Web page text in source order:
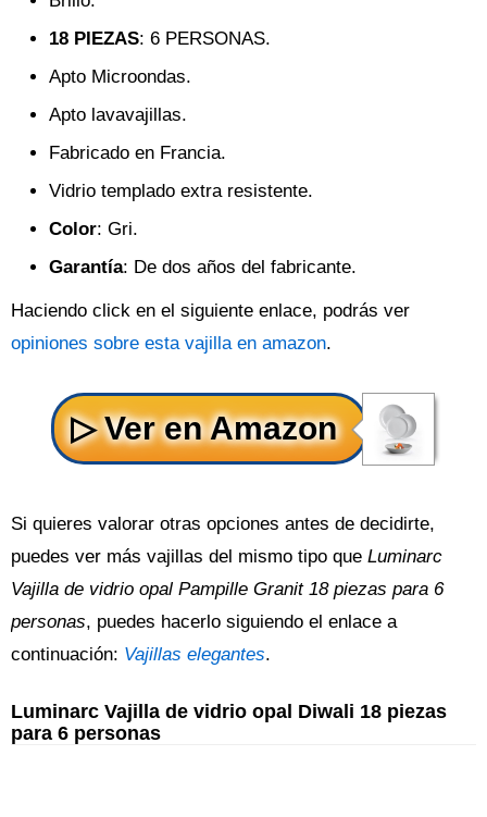
18 PIEZAS: 6 PERSONAS.
Apto Microondas.
Apto lavavajillas.
Fabricado en Francia.
Vidrio templado extra resistente.
Color: Gri.
Garantía: De dos años del fabricante.
Haciendo click en el siguiente enlace, podrás ver
opiniones sobre esta vajilla en amazon.
Si quieres valorar otras opciones antes de decidirte,
puedes ver más vajillas del mismo tipo que Luminarc
Vajilla de vidrio opal Pampille Granit 18 piezas para 6
personas, puedes hacerlo siguiendo el enlace a
continuación: Vajillas elegantes.
Luminarc Vajilla de vidrio opal Diwali 18 piezas
para 6 personas